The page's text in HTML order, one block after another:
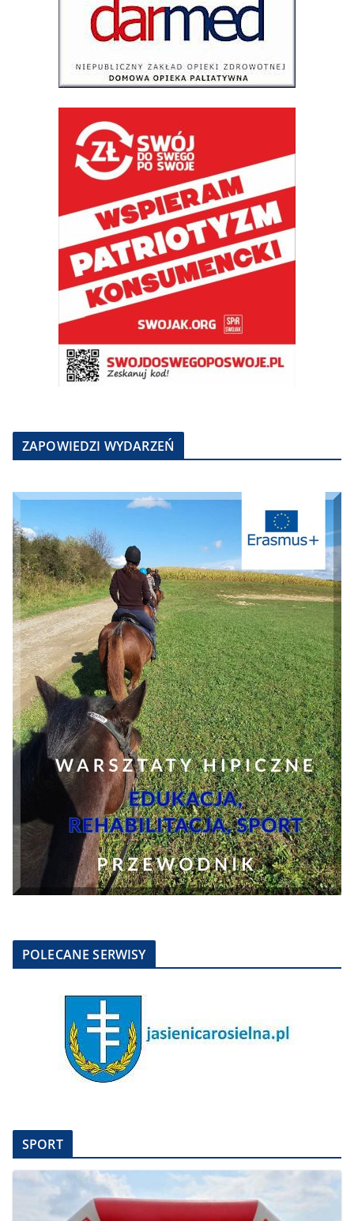
ZAPOWIEDZI WYDARZEŃ
POLECANE SERWISY
SPORT